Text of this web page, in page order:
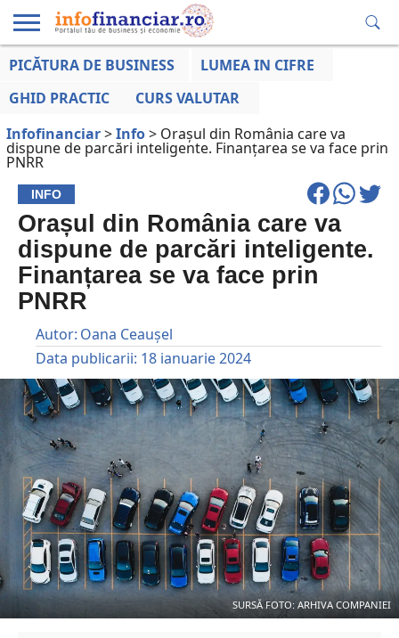
EDUCAȚIE
LA ZI
AFACERILOR
PICĂTURA DE BUSINESS
LUMEA IN CIFRE
GHID PRACTIC
CURS VALUTAR
Infofinanciar>Info> Orașul din România care va
dispune de parcări inteligente. Finanțarea se va face prin
PNRR
INFO
Orașul din România care va
dispune de parcări inteligente.
Finanțarea se va face prin
PNRR
Autor: Oana Ceaușel
Data publicarii: 18 ianuarie 2024
SURSĂ FOTO: ARHIVA COMPANIEI